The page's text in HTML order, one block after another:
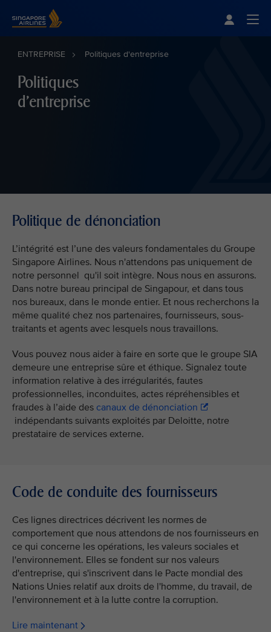
ENTREPRISE Politiques d'entreprise
Politiques
d'entreprise
Politique de dénonciation
L’intégrité est l’une des valeurs fondamentales du Groupe
Singapore Airlines. Nous n'attendons pas uniquement de
notre personnel qu'il soit intègre. Nous nous en assurons.
Dans notre bureau principal de Singapour, et dans tous
nos bureaux, dans le monde entier. Et nous recherchons la
même qualité chez nos partenaires, fournisseurs, sous-
traitants et agents avec lesquels nous travaillons.
Vous pouvez nous aider à faire en sorte que le groupe SIA
demeure une entreprise sûre et éthique. Signalez toute
information relative à des irrégularités, fautes
professionnelles, inconduites, actes répréhensibles et
fraudes à l’aide des canaux de dénonciation
indépendants suivants exploités par Deloitte, notre
prestataire de services externe.
Code de conduite des fournisseurs
Ces lignes directrices décrivent les normes de
comportement que nous attendons de nos fournisseurs en
ce qui concerne les opérations, les valeurs sociales et
l'environnement. Elles se fondent sur nos valeurs
d'entreprise, qui s'inscrivent dans le Pacte mondial des
Nations Unies relatif aux droits de l'homme, du travail, de
l'environnement et à la lutte contre la corruption.
Lire maintenant